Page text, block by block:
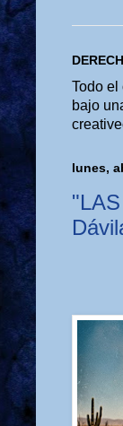
Todo
bajo
lunes,